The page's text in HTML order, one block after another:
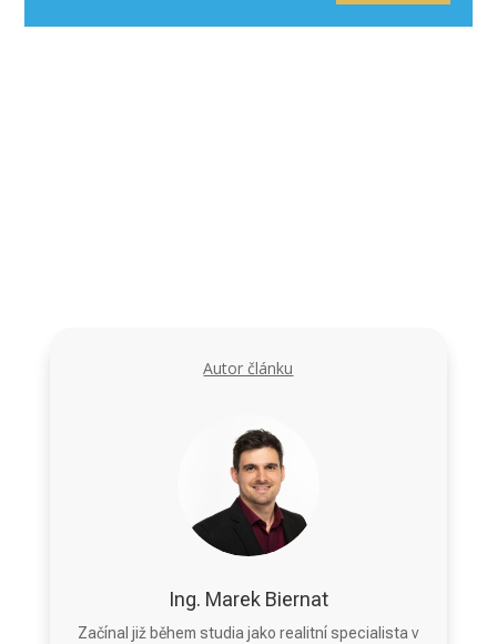
Autor článku
Ing. Marek Biernat
Začínal již během studia jako realitní specialista v